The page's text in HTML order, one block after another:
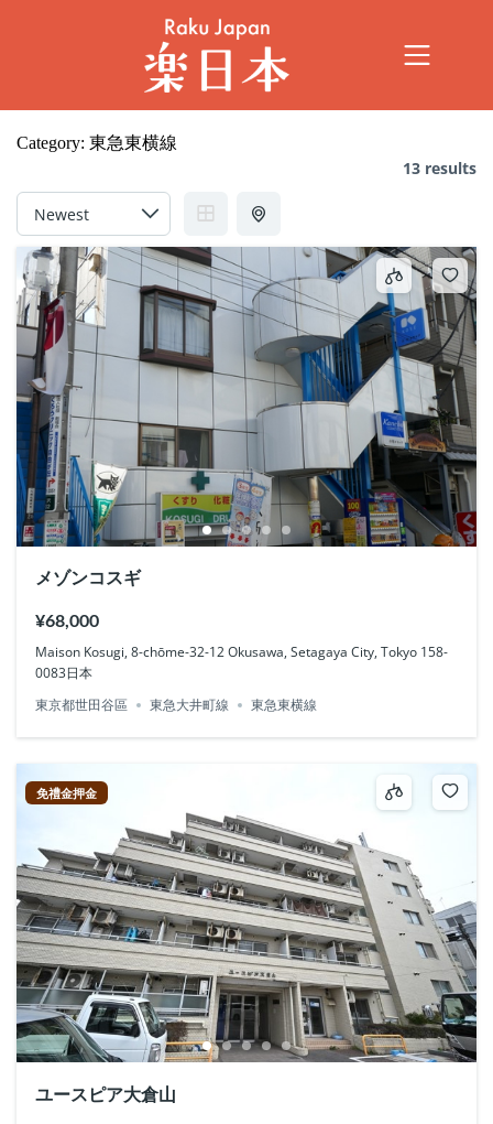
Category: 東急東横線
13 results
メゾンコスギ
¥68,000
Maison Kosugi, 8-chōme-32-12 Okusawa, Setagaya City, Tokyo 158-
0083日本
東京都世田谷區
東急大井町線 東急東横線
免禮金押金
ユースピア大倉山